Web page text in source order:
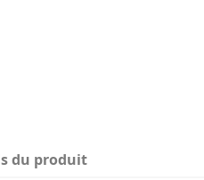
du produit